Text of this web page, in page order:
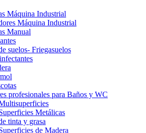
Máquina Industrial
Máquina Industrial
Manual
suelos- Friegasuelos
profesionales para Baños y WC
Metálicas
tinta y grasa
de Madera